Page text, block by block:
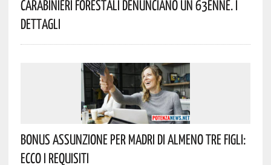
Carabinieri Forestali Denunciano Un 63enne. I
Dettagli
Bonus Assunzione Per Madri Di Almeno Tre Figli:
Ecco I Requisiti